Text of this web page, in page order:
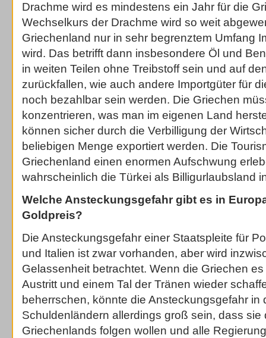
Drachme wird es mindestens ein Jahr für die
Wechselkurs der Drachme wird so weit
Griechenland nur in sehr begrenztem Umfang
wird. Das betrifft dann insbesondere Öl und
in weiten Teilen ohne Treibstoff sein und auf
zurückfallen, wie auch andere Importgüter für
noch bezahlbar sein werden. Die Griechen
konzentrieren, was man im eigenen Land
können sicher durch die Verbilligung der
beliebigen Menge exportiert werden. Die
Griechenland einen enormen Aufschwung
wahrscheinlich die Türkei als Billigurlaubsland
Welche Ansteckungsgefahr gibt es in
Goldpreis?
Die Ansteckungsgefahr einer Staatspleite für
und Italien ist zwar vorhanden, aber wird
Gelassenheit betrachtet. Wenn die Griechen
Austritt und einem Tal der Tränen wieder
beherrschen, könnte die Ansteckungsgefahr in
Schuldenländern allerdings groß sein, dass sie
Griechenlands folgen wollen und alle